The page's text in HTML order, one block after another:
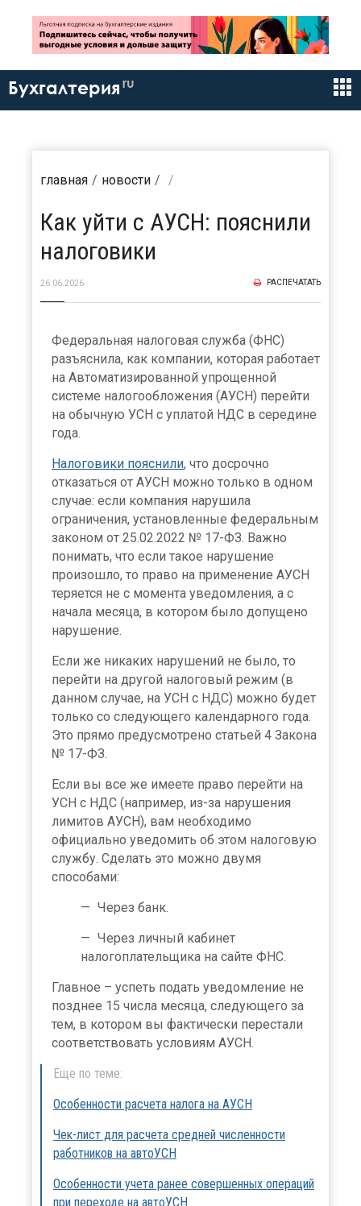
Бухгалтерия ru
главная новости
Как уйти с АУСН: пояснили
налоговики
26.06.2026 РАСПЕЧАТАТЬ
Федеральная налоговая служба (ФНС)
разъяснила, как компании, которая работает
на Автоматизированной упрощенной
системе налогообложения (АУСН) перейти
на обычную УСН с уплатой НДС в середине
года.
Налоговики пояснили, что досрочно
отказаться от АУСН можно только в одном
случае: если компания нарушила
ограничения, установленные федеральным
законом от 25.02.2022 № 17-ФЗ. Важно
понимать, что если такое нарушение
произошло, то право на применение АУСН
теряется не с момента уведомления, а с
начала месяца, в котором было допущено
нарушение.
Если же никаких нарушений не было, то
перейти на другой налоговый режим (в
данном случае, на УСН с НДС) можно будет
только со следующего календарного года.
Это прямо предусмотрено статьей 4 Закона
№ 17-ФЗ.
Если вы все же имеете право перейти на
УСН с НДС (например, из-за нарушения
лимитов АУСН), вам необходимо
официально уведомить об этом налоговую
службу. Сделать это можно двумя
способами:
Через банк.
Через личный кабинет
налогоплательщика на сайте ФНС.
Главное – успеть подать уведомление не
позднее 15 числа месяца, следующего за
тем, в котором вы фактически перестали
соответствовать условиям АУСН.
Еще по теме:
Особенности расчета налога на АУСН
Чек-лист для расчета средней численности
работников на автоУСН
Особенности учета ранее совершенных операций
при переходе на автоУСН